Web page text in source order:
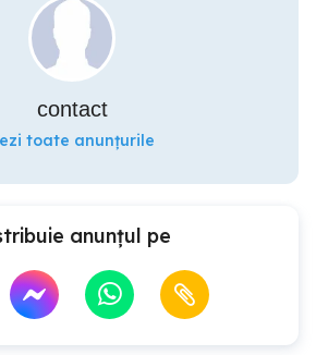
contact
toate anunțurile
anunțul pe